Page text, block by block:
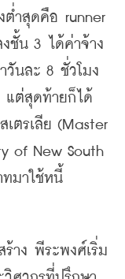
ต่ำสุดคือ
งชั้น 3
ได้ค่าจ้าง
วันละ 8 ชั่วโมง
แต่สุดท้ายก็ได้
ตรเลีย (Master
of New South
ทมาใช้หนี้
าง พีระพงศ์เริ่ม